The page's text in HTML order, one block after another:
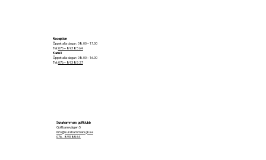
Reception
Öppet alla dagar: 08.00 – 17.00
Tel:076 – 893 85 64
Kansli
Öppet alla dagar: 08.00 – 16.00
Tel:076 – 893 85 27
Surahammars golfklubb
Golfbanevägen 5
info@surahammarsgk.se
076 - 893 85 64